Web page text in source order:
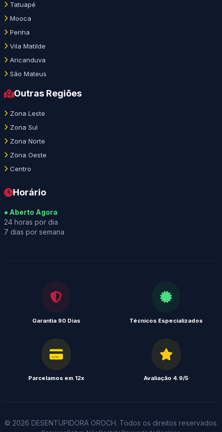
Tatuapé
Mooca
Penha
Vila Matilde
Aricanduva
São Mateus
Outras Regiões
Zona Leste
Zona Sul
Zona Norte
Zona Oeste
Centro
Horário
● Aberto Agora
24 horas por dia
7 dias por semana
Garantia 90 Dias Técnicos Especializados
Parcelamos em 12x Avaliação 4.9/5
© 2026 DESENTUPIDORA OROCH. Todos os direitos reservados.